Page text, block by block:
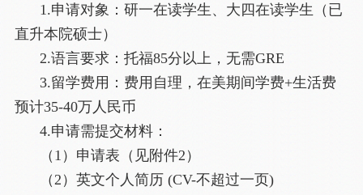
1.申请对象：研一在读学生、大四在读学生（已
直升本院硕士）
2.语言要求：托福85分以上，无需GRE
3.留学费用：费用自理，在美期间学费+生活费
预计35-40万人民币
4.申请需提交材料：
（1）申请表（见附件2）
（2）英文个人简历 (CV-不超过一页)